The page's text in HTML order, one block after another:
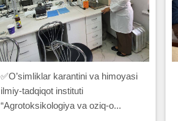
✅O’simliklar karantini va himoyasi
ilmiy-tadqiqot instituti
“Agrotoksikologiya va oziq-o...